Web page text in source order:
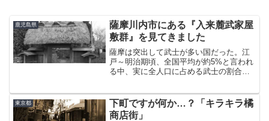
鹿児島県
薩摩川内市にある『入来麓武家屋
敷群』を見てきました
薩摩は突出して武士が多い国だった。江
戸～明治期頃、全国平均が約5%と言われ
る中、実に全人口に占める武士の割合が
数であるとは言え、全国を“麓”と言う単位
の外城に分けるほ...
東京都
下町ですが何か…？「キラキラ橘
商店街」